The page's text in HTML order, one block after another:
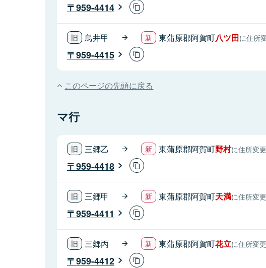
959-4414
鳥井甲 東蒲原郡阿賀町八ツ田に住所
959-4415
このページの先頭に戻る
マ行
三郷乙 東蒲原郡阿賀町野村に住所変更
959-4418
三郷甲 東蒲原郡阿賀町天満に住所変更
959-4411
三郷丙 東蒲原郡阿賀町花立に住所変更
959-4412